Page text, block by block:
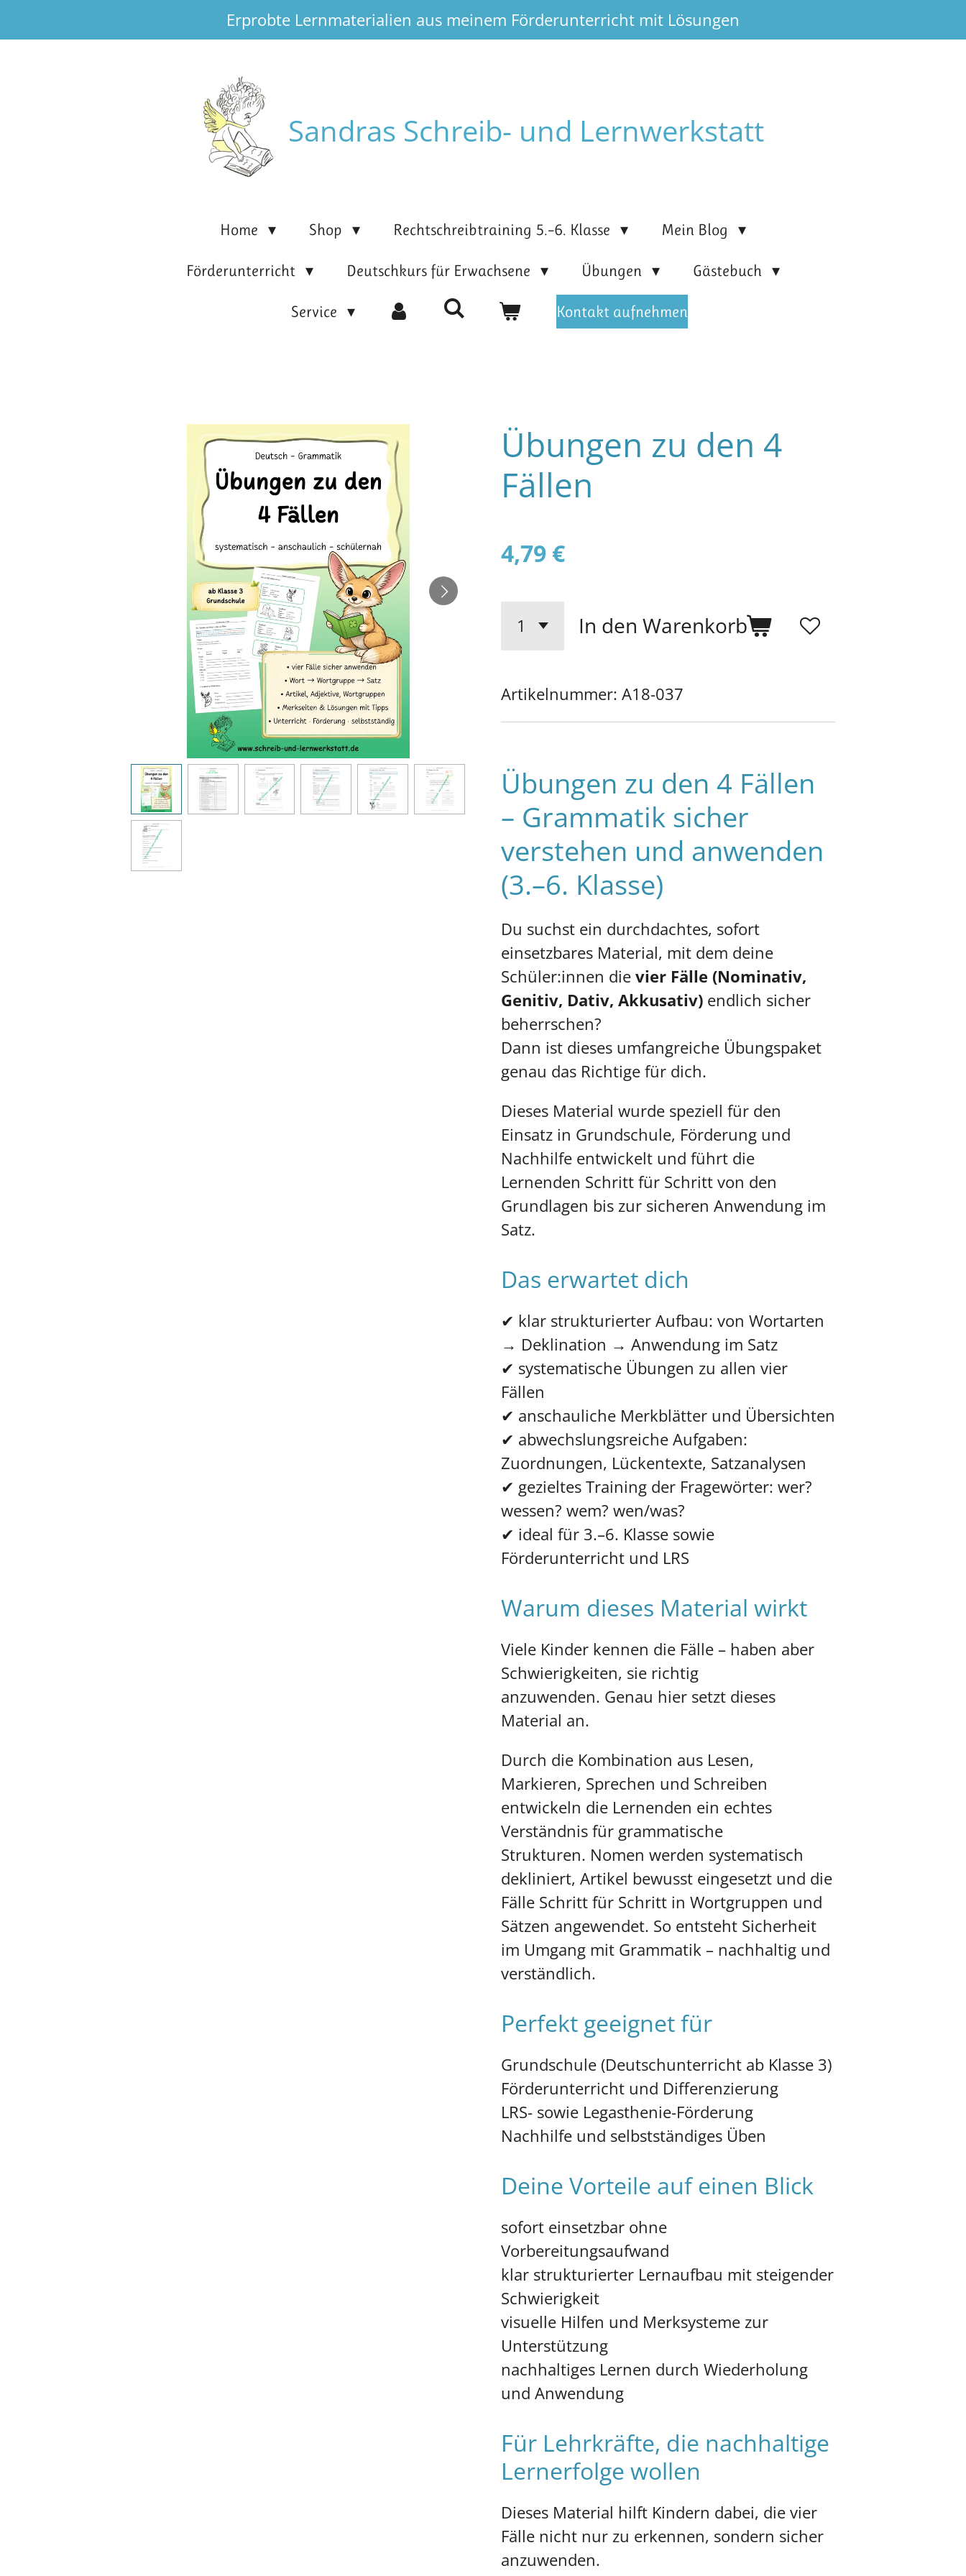
Hauptinhalt
Erprobte Lernmaterialien aus meinem Förderunterricht mit Lösungen
Sandras Schreib- und Lernwerkstatt
Home Shop Rechtschreibtraining 5.–6. Klasse Mein Blog
Förderunterricht Deutschkurs für Erwachsene Übungen Gästebuch
Service Kontakt aufnehmen
Übungen zu den 4
Fällen
4,79 €
In den Warenkorb
Artikelnummer: A18-037
Übungen zu den 4 Fällen
– Grammatik sicher
verstehen und anwenden
(3.–6. Klasse)
Du suchst ein durchdachtes, sofort
einsetzbares Material, mit dem deine
Schüler:innen die vier Fälle (Nominativ,
Genitiv, Dativ, Akkusativ) endlich sicher
beherrschen?
Dann ist dieses umfangreiche Übungspaket
genau das Richtige für dich.
Dieses Material wurde speziell für den
Einsatz in Grundschule, Förderung und
Nachhilfe entwickelt und führt die
Lernenden Schritt für Schritt von den
Grundlagen bis zur sicheren Anwendung im
Satz.
Das erwartet dich
✔ klar strukturierter Aufbau: von Wortarten
→ Deklination → Anwendung im Satz
✔ systematische Übungen zu allen vier
Fällen
✔ anschauliche Merkblätter und Übersichten
✔ abwechslungsreiche Aufgaben:
Zuordnungen, Lückentexte, Satzanalysen
✔ gezieltes Training der Fragewörter: wer?
wessen? wem? wen/was?
✔ ideal für 3.–6. Klasse sowie
Förderunterricht und LRS
Warum dieses Material wirkt
Viele Kinder kennen die Fälle – haben aber
Schwierigkeiten, sie richtig
anzuwenden. Genau hier setzt dieses
Material an.
Durch die Kombination aus Lesen,
Markieren, Sprechen und Schreiben
entwickeln die Lernenden ein echtes
Verständnis für grammatische
Strukturen. Nomen werden systematisch
dekliniert, Artikel bewusst eingesetzt und die
Fälle Schritt für Schritt in Wortgruppen und
Sätzen angewendet. So entsteht Sicherheit
im Umgang mit Grammatik – nachhaltig und
verständlich.
Perfekt geeignet für
Grundschule (Deutschunterricht ab Klasse 3)
Förderunterricht und Differenzierung
LRS- sowie Legasthenie-Förderung
Nachhilfe und selbstständiges Üben
Deine Vorteile auf einen Blick
sofort einsetzbar ohne
Vorbereitungsaufwand
klar strukturierter Lernaufbau mit steigender
Schwierigkeit
visuelle Hilfen und Merksysteme zur
Unterstützung
nachhaltiges Lernen durch Wiederholung
und Anwendung
Für Lehrkräfte, die nachhaltige
Lernerfolge wollen
Dieses Material hilft Kindern dabei, die vier
Fälle nicht nur zu erkennen, sondern sicher
anzuwenden.